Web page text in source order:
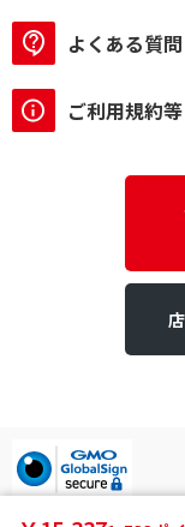
よくある質問
ご利用規約等
デンキチはGMOグロ